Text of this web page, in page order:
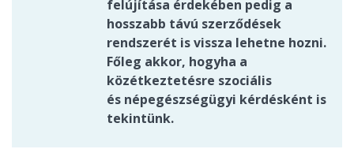
felújítása érdekében pedig a
hosszabb távú szerződések
rendszerét is vissza lehetne hozni.
Főleg akkor, hogyha a
közétkeztetésre szociális
és népegészségügyi kérdésként is
tekintünk.